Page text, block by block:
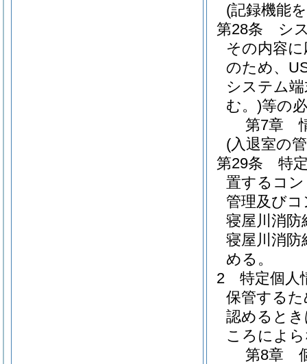
(記録機能
第28条
シ
その内容
のため、
システム
む。)等の
第7章
(入退室の
第29条
特
置するコ
管理及び
寝屋川消防
寝屋川消防
める。
2
特定個人
保管する
認めると
ころによ
第8章